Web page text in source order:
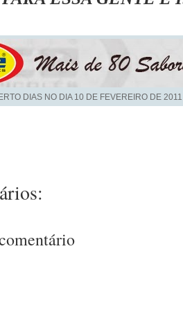
DIAS NO DIA 10 DE FEVEREIRO DE 2011